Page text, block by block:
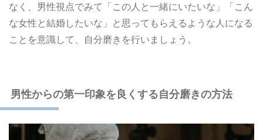
なく、男性視点でみて「この人と一緒にいたいな」「こん
な女性と結婚したいな」と思ってもらえるような人になる
ことを意識して、自分磨きを行いましょう。
男性からの第一印象を良くする自分磨きの方法